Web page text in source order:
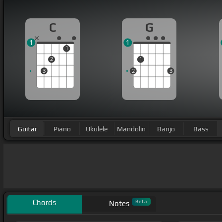
C
3
2
1
1
G
2
1
3
1
Guitar Piano Ukulele Mandolin Banjo Bass
Chords Notes Beta